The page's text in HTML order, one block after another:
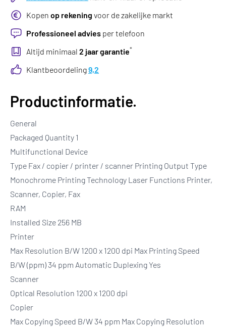
Kopen op rekening voor de zakelijke markt
Professioneel advies per telefoon
Altijd minimaal 2 jaar garantie*
Klantbeoordeling9,2
Productinformatie.
General
Packaged Quantity 1
Multifunctional Device
Type Fax / copier / printer / scanner Printing Output Type
Monochrome Printing Technology Laser Functions Printer,
Scanner, Copier, Fax
RAM
Installed Size 256 MB
Printer
Max Resolution B/W 1200 x 1200 dpi Max Printing Speed
B/W (ppm) 34 ppm Automatic Duplexing Yes
Scanner
Optical Resolution 1200 x 1200 dpi
Copier
Max Copying Speed B/W 34 ppm Max Copying Resolution